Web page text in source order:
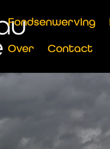
Fondsenwerving
Over Contact